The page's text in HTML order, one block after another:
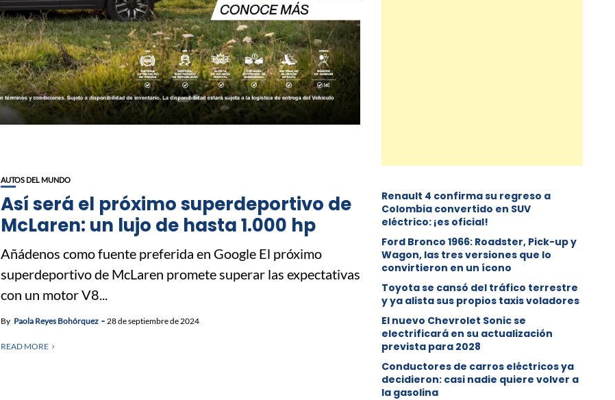
AUTOS DEL MUNDO
Así será el próximo superdeportivo de
McLaren: un lujo de hasta 1.000 hp
Añádenos como fuente preferida en Google El próximo
superdeportivo de McLaren promete superar las expectativas
con un motor V8...
By Paola Reyes Bohórquez 28 de septiembre de 2024
READ MORE
Renault 4 confirma su regreso a
Colombia convertido en SUV
eléctrico: ¡es oficial!
Ford Bronco 1966: Roadster, Pick-up y
Wagon, las tres versiones que lo
convirtieron en un ícono
Toyota se cansó del tráfico terrestre
y ya alista sus propios taxis voladores
El nuevo Chevrolet Sonic se
electrificará en su actualización
prevista para 2028
Conductores de carros eléctricos ya
decidieron: casi nadie quiere volver a
la gasolina